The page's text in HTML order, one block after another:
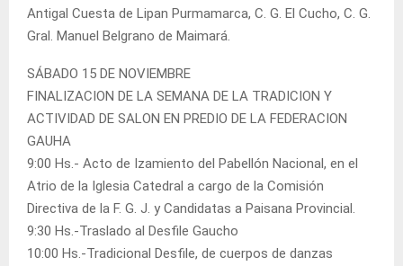
Antigal Cuesta de Lipan Purmamarca, C. G. El Cucho, C. G.
Gral. Manuel Belgrano de Maimará.
SÁBADO 15 DE NOVIEMBRE
FINALIZACION DE LA SEMANA DE LA TRADICION Y
ACTIVIDAD DE SALON EN PREDIO DE LA FEDERACION
GAUHA
9:00 Hs.- Acto de Izamiento del Pabellón Nacional, en el
Atrio de la Iglesia Catedral a cargo de la Comisión
Directiva de la F. G. J. y Candidatas a Paisana Provincial.
9:30 Hs.-Traslado al Desfile Gaucho
10:00 Hs.-Tradicional Desfile, de cuerpos de danzas